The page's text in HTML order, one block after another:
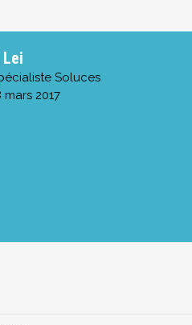
Lei
Soluces
2017